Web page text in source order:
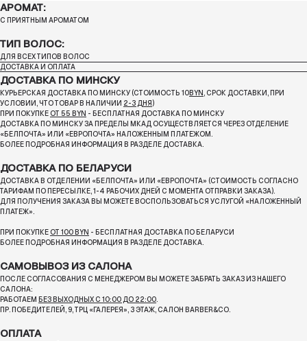
АРОМАТ:
С ПРИЯТНЫМ АРОМАТОМ
ТИП ВОЛОС:
ДЛЯ ВСЕХ ТИПОВ ВОЛОС
ДОСТАВКА И ОПЛАТА
ДОСТАВКА ПО МИНСКУ
КУРЬЕРСКАЯ ДОСТАВКА ПО МИНСКУ (СТОИМОСТЬ 10BYN, СРОК ДОСТАВКИ, ПРИ
УСЛОВИИ, ЧТО ТОВАР В НАЛИЧИИ 2-3 ДНЯ )
ПРИ ПОКУПКЕ ОТ 55 BYN - БЕСПЛАТНАЯ ДОСТАВКА ПО МИНСКУ
ДОСТАВКА ПО МИНСКУ ЗА ПРЕДЕЛЫ МКАД ОСУЩЕСТВЛЯЕТСЯ ЧЕРЕЗ ОТДЕЛЕНИЕ
«БЕЛПОЧТА» ИЛИ «ЕВРОПОЧТА» НАЛОЖЕННЫМ ПЛАТЕЖОМ.
БОЛЕЕ ПОДРОБНАЯ ИНФОРМАЦИЯ В РАЗДЕЛЕ ДОСТАВКА.
ДОСТАВКА ПО БЕЛАРУСИ
ДОСТАВКА В ОТДЕЛЕНИИ «БЕЛПОЧТА» ИЛИ «ЕВРОПОЧТА» (СТОИМОСТЬ СОГЛАСНО
ТАРИФАМ ПО ПЕРЕСЫЛКЕ, 1-4 РАБОЧИХ ДНЕЙ С МОМЕНТА ОТПРАВКИ ЗАКАЗА).
ДЛЯ ПОЛУЧЕНИЯ ЗАКАЗА ВЫ МОЖЕТЕ ВОСПОЛЬЗОВАТЬСЯ УСЛУГОЙ «НАЛОЖЕННЫЙ
ПЛАТЕЖ».
ПРИ ПОКУПКЕ ОТ 100 BYN - БЕСПЛАТНАЯ ДОСТАВКА ПО БЕЛАРУСИ
БОЛЕЕ ПОДРОБНАЯ ИНФОРМАЦИЯ В РАЗДЕЛЕ ДОСТАВКА.
САМОВЫВОЗ ИЗ САЛОНА
ПОСЛЕ СОГЛАСОВАНИЯ С МЕНЕДЖЕРОМ ВЫ МОЖЕТЕ ЗАБРАТЬ ЗАКАЗ ИЗ НАШЕГО
САЛОНА:
РАБОТАЕМ БЕЗ ВЫХОДНЫХ С 10:00 ДО 22:00.
ПР. ПОБЕДИТЕЛЕЙ, 9, ТРЦ «ГАЛЕРЕЯ», 3 ЭТАЖ, САЛОН BARBER&CO.
ОПЛАТА